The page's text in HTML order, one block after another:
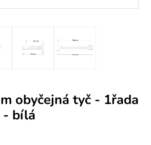
obyčejná tyč - 1řada
- bílá